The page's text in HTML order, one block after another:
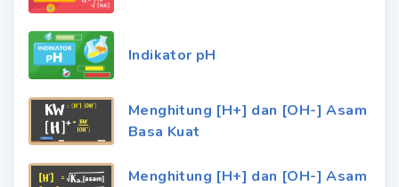
Indikator pH
Menghitung [H+] dan [OH-] Asam
Basa Kuat
Menghitung [H+] dan [OH-] Asam